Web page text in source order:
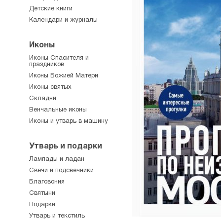
Детские книги
Календари и журналы
Иконы
Иконы Спасителя и
праздников
Иконы Божией Матери
Иконы святых
Складни
Венчальные иконы
Иконы и утварь в машину
Утварь и подарки
Лампады и ладан
Свечи и подсвечники
Благовония
Святыни
Подарки
Утварь и текстиль